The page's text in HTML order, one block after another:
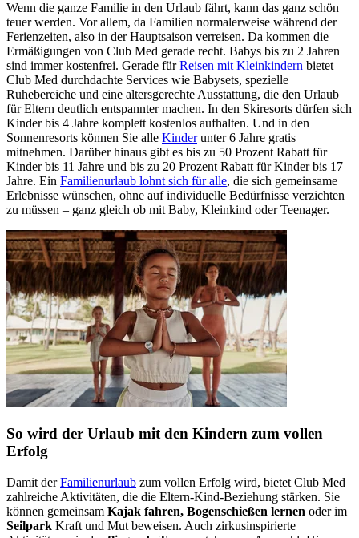
Wenn die ganze Familie in den Urlaub fährt, kann das ganz schön
teuer werden. Vor allem, da Familien normalerweise während der
Ferienzeiten, also in der Hauptsaison verreisen. Da kommen die
Ermäßigungen von Club Med gerade recht. Babys bis zu 2 Jahren
sind immer kostenfrei. Gerade fürReisen mit Kleinkindern bietet
Club Med durchdachte Services wie Babysets, spezielle
Ruhebereiche und eine altersgerechte Ausstattung, die den Urlaub
für Eltern deutlich entspannter machen. In den Skiresorts dürfen sich
Kinder bis 4 Jahre komplett kostenlos aufhalten. Und in den
Sonnenresorts können Sie alle Kinderunter 6 Jahre gratis
mitnehmen. Darüber hinaus gibt es bis zu 50 Prozent Rabatt für
Kinder bis 11 Jahre und bis zu 20 Prozent Rabatt für Kinder bis 17
Jahre. Ein Familienurlaub lohnt sich für alle, die sich gemeinsame
Erlebnisse wünschen, ohne auf individuelle Bedürfnisse verzichten
zu müssen – ganz gleich ob mit Baby, Kleinkind oder Teenager.
So wird der Urlaub mit den Kindern zum vollen
Erfolg
Damit derFamilienurlaub zum vollen Erfolg wird, bietet Club Med
zahlreiche Aktivitäten, die die Eltern-Kind-Beziehung stärken. Sie
können gemeinsam Kajak fahren, Bogenschießen lernen oder im
Seilpark Kraft und Mut beweisen. Auch zirkusinspirierte